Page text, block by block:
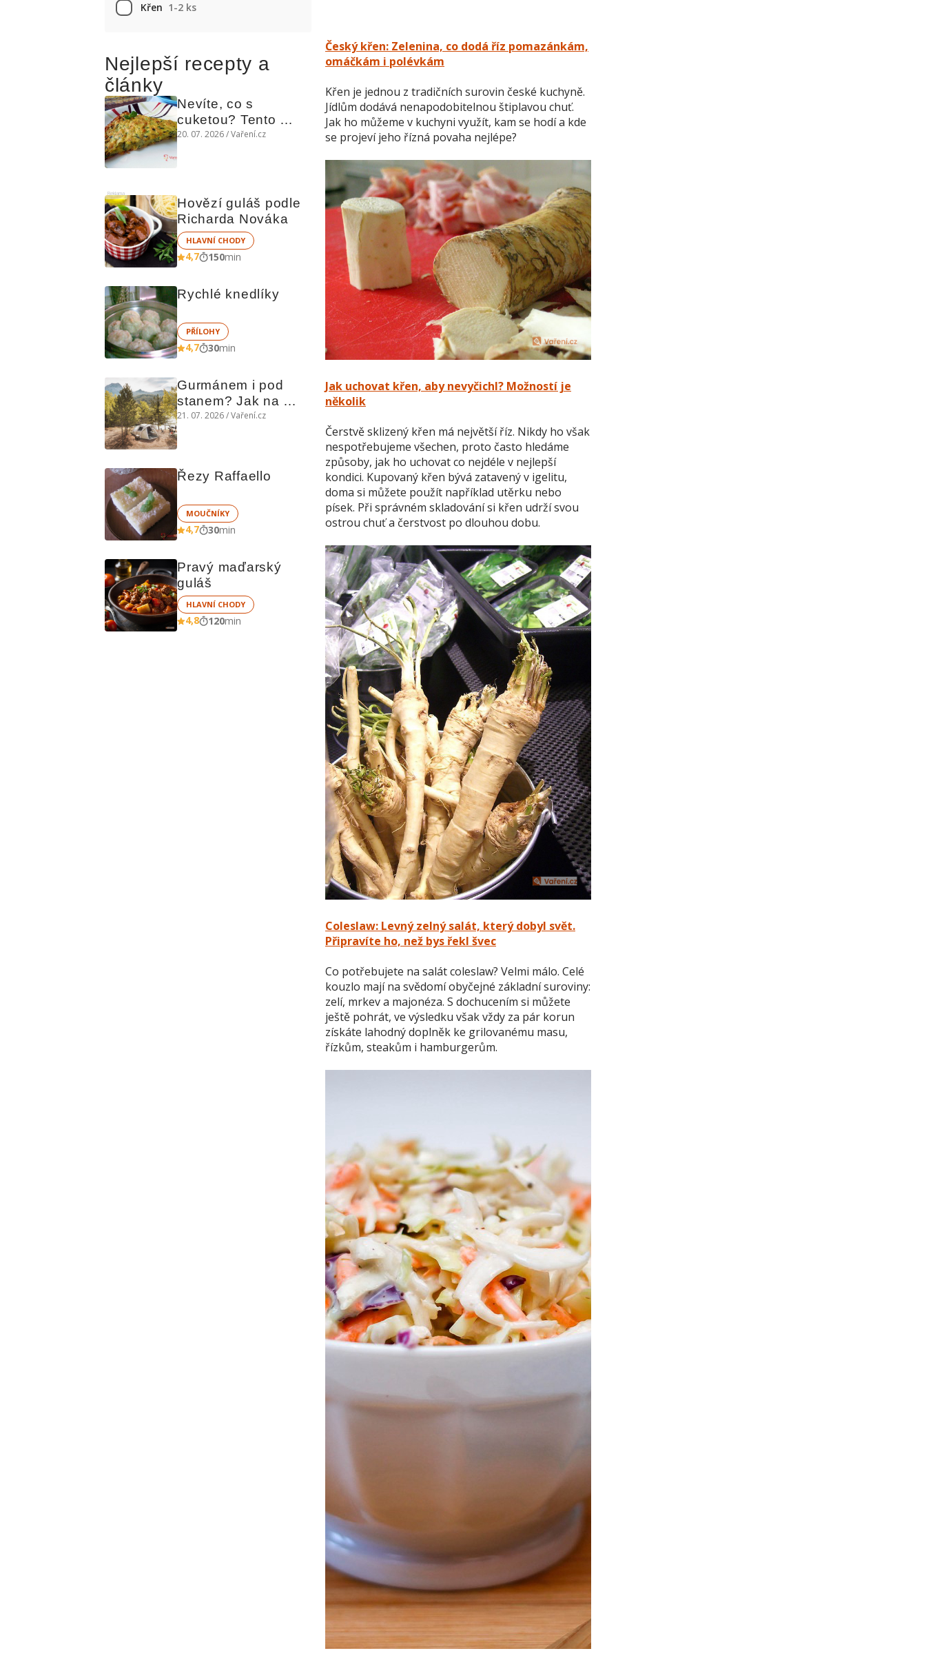
Křen 1-2 ks
Nejlepší recepty a
články
Nevíte, co s
cuketou? Tento
levný slaný koláč
20. 07. 2026 / Vaření.cz
Reklama
Hovězí guláš podle
Richarda Nováka
HLAVNÍ CHODY
4,7 150min
Rychlé knedlíky
PŘÍLOHY
4,7 30min
Gurmánem i pod
stanem? Jak na
polní kuchyni a na
21. 07. 2026 / Vaření.cz
Řezy Raffaello
MOUČNÍKY
4,7 30min
Pravý maďarský
guláš
HLAVNÍ CHODY
4,8 120min
Český křen: Zelenina, co dodá říz pomazánkám,
omáčkám i polévkám
Křen je jednou z tradičních surovin české kuchyně.
Jídlům dodává nenapodobitelnou štiplavou chuť.
Jak ho můžeme v kuchyni využít, kam se hodí a kde
se projeví jeho řízná povaha nejlépe?
Jak uchovat křen, aby nevyčichl? Možností je
několik
Čerstvě sklizený křen má největší říz. Nikdy ho však
nespotřebujeme všechen, proto často hledáme
způsoby, jak ho uchovat co nejdéle v nejlepší
kondici. Kupovaný křen bývá zatavený v igelitu,
doma si můžete použít například utěrku nebo
písek. Při správném skladování si křen udrží svou
ostrou chuť a čerstvost po dlouhou dobu.
Coleslaw: Levný zelný salát, který dobyl svět.
Připravíte ho, než bys řekl švec
Co potřebujete na salát coleslaw? Velmi málo. Celé
kouzlo mají na svědomí obyčejné základní suroviny:
zelí, mrkev a majonéza. S dochucením si můžete
ještě pohrát, ve výsledku však vždy za pár korun
získáte lahodný doplněk ke grilovanému masu,
řízkům, steakům i hamburgerům.